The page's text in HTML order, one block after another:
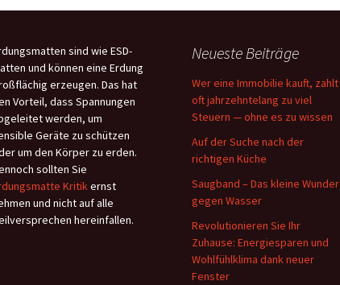
sind wie ESD-
und können eine Erdung
erzeugen. Das hat
Vorteil, dass Spannungen
werden, um
Geräte zu schützen
um den Körper zu erden.
sollten Sie
Kritikernst
und nicht auf alle
hereinfallen.
Neueste Beiträge
Wer eine Immobilie kauft, zahlt
oft jahrzehntelang zu viel
Steuern — ohne es zu wissen
Auf der Suche nach der
richtigen Küche
Saugband – Das kleine Wunder
gegen Wasser
Revolutionieren Sie Ihr
Zuhause: Energiesparen und
Wohlfühlklima dank neuer
Fenster